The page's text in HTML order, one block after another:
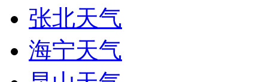
张北天气
海宁天气